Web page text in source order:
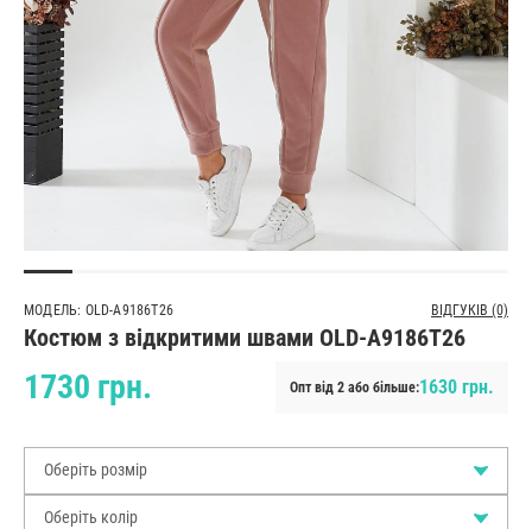
МОДЕЛЬ: OLD-A9186T26 ВІДГУКІВ (0)
Костюм з відкритими швами OLD-A9186T26
1730 грн. Опт від 2 або більше:1630 грн.
Оберіть розмір
Оберіть колір